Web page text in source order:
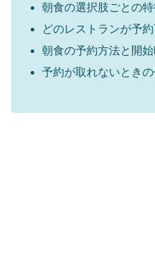
朝食の選択肢ごとの
どのレストランが予
朝食の予約方法と開
予約が取れないとき